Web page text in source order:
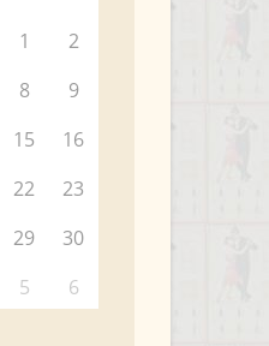
1
2
8
9
15
16
22
23
29
30
5 6